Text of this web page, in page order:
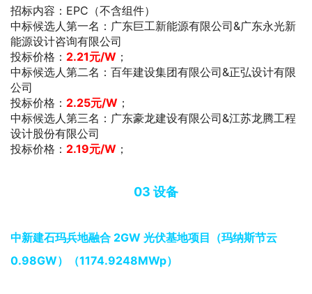
招标内容：EPC（不含组件）
中标候选人第一名：广东巨工新能源有限公司&广东永光新
能源设计咨询有限公司
投标价格： 2.21元/W ；
中标候选人第二名：百年建设集团有限公司&正弘设计有限
公司
投标价格： 2.25元/W ；
中标候选人第三名：广东豪龙建设有限公司&江苏龙腾工程
设计股份有限公司
投标价格： 2.19元/W ；
03 设备
中新建石玛兵地融合 2GW 光伏基地项目（玛纳斯节云
0.98GW）（1174.9248MWp）